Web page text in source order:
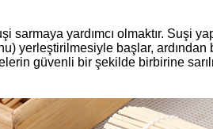
sarmaya yardımcı olmaktır. Suşi
yerleştirilmesiyle başlar,
güvenli bir şekilde birbirine